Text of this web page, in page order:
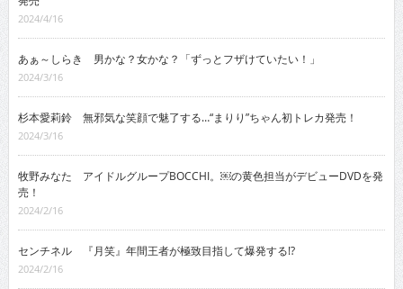
2024/4/16
あぁ～しらき 男かな？女かな？「ずっとフザけていたい！」
2024/3/16
杉本愛莉鈴 無邪気な笑顔で魅了する…“まりり”ちゃん初トレカ発売！
2024/3/16
牧野みなた アイドルグループBOCCHI。￼の黄色担当がデビューDVDを発
売！
2024/2/16
センチネル 『月笑』年間王者が極致目指して爆発する!?
2024/2/16